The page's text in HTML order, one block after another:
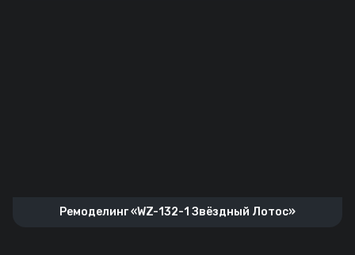
Ремоделинг «WZ-132-1 Звёздный Лотос»